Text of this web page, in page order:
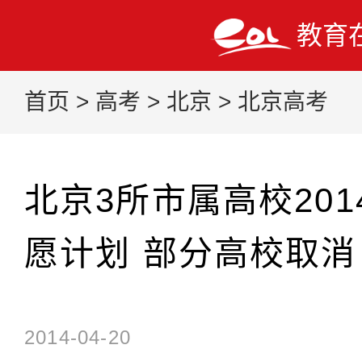
教育
首页 > 高考 > 北京 > 北京高考
北京3所市属高校
愿计划 部分高校取消
2014-04-20